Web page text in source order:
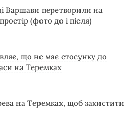
Варшави перетворили на
(фото до і після)
що не має стосунку до
на Теремках
на Теремках, щоб захистити